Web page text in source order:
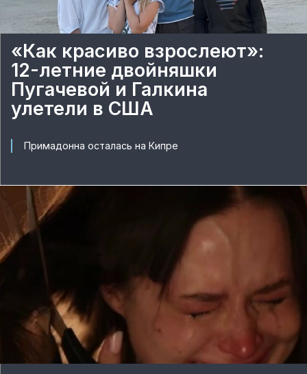
«Как красиво взрослеют»:
12-летние двойняшки
Пугачевой и Галкина
улетели в США
Примадонна осталась на Кипре